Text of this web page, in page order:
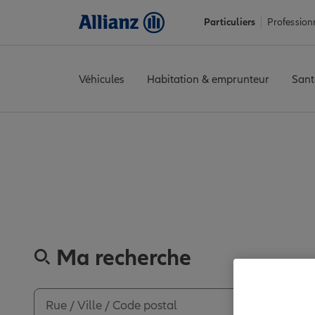
Particuliers
Véhicules Habitation & emprunteur
Ma recherche